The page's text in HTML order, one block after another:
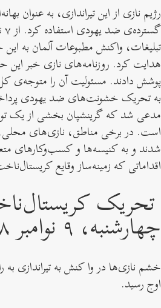
رژیم نازی از این تیراندازی، به عنوان
تبلیغات، واکنش مطبوعات آلمان به این
هدایت کرد. روزنامه‌های نازی خبر این
پوشش دادند. مسئولیت آن را متوجه‌ی
به تحریک خشونت‌های ضد یهودی
مدعی شد که گرینشپان بخشی از یک
است. در برخی مناطق، نازی‌های
شدند و به کنیسه‌ها و کسب‌وکارهای
اقداماتی که زمینه‌ساز وقایع
تحریک
چهارشنبه، ۹ نوامبر ۱۹۳۸
اوج رسید.